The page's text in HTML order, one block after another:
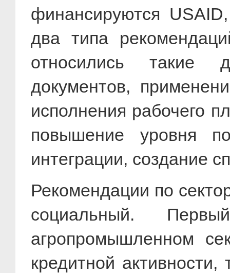
финансируются
два типа
относились такие
документов,
исполнения рабочего
повышение уровня
интеграции, создание
Рекомендации по
социальный.
агропромышленном
кредитной